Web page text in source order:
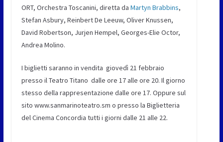
ORT, Orchestra Toscanini, diretta da Martyn Brabbins,
Stefan Asbury, Reinbert De Leeuw, Oliver Knussen,
David Robertson, Jurjen Hempel, Georges-Elie Octor,
Andrea Molino.
I biglietti saranno in vendita giovedì 21 febbraio
presso il Teatro Titano dalle ore 17 alle ore 20. Il giorno
stesso della rappresentazione dalle ore 17. Oppure sul
sito www.sanmarinoteatro.sm o presso la Biglietteria
del Cinema Concordia tutti i giorni dalle 21 alle 22.